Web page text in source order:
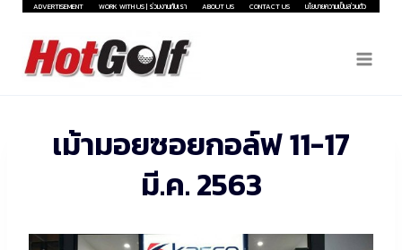
Skip
content
ADVERTISEMENT WORK WITH US | ร่วมงานกับเรา ABOUT US CONTACT US นโยบายความเป็นส่วนตัว
เม้ามอยซอยกอล์ฟ 11-17
มี.ค. 2563